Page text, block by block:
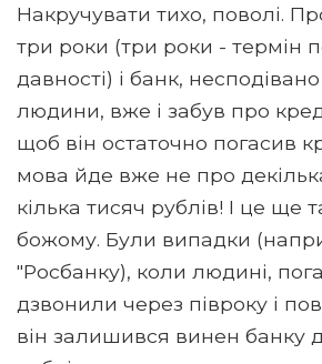
Накручувати тихо, поволі.
три роки (три роки - термін
давності) і банк, несподівано
людини, вже і забув про
щоб він остаточно погасив
мова йде вже не про
кілька тисяч рублів! І це ще
божому. Були випадки
"Росбанку), коли людині,
дзвонили через півроку і
він залишився винен банку